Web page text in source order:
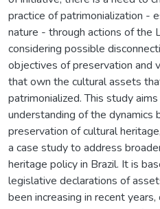
practice of patrimonialization -
nature - through actions of the
considering possible
objectives of preservation and
that own the cultural assets
patrimonialized. This study
understanding of the dynamics
preservation of cultural
a case study to address
heritage policy in Brazil. It is
legislative declarations of
been increasing in recent